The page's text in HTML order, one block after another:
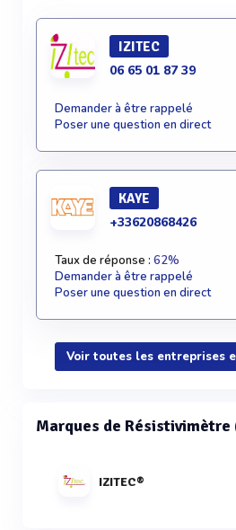
IZITEC
06 65 01 87 39
Demander à être rappelé
Poser une question en direct
KAYE
+33620868426
Taux de réponse : 62%
Demander à être rappelé
Poser une question en direct
Voir toutes les entreprises
Marques de Résistivimètre
IZITEC®